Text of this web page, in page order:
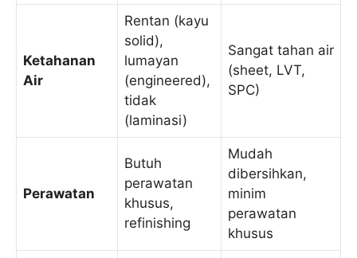
Ketahanan
Air
Rentan (kayu
solid),
lumayan
(engineered),
tidak
(laminasi)
Sangat tahan air
(sheet, LVT,
SPC)
Perawatan
Butuh
perawatan
khusus,
refinishing
Mudah
dibersihkan,
minim
perawatan
khusus